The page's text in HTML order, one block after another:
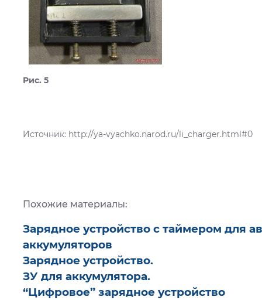
Рис. 5
Источник: http://ya-vyachko.narod.ru/li_charger.html#0
Похожие материалы:
Зарядное устройство с таймером для
аккумуляторов
Зарядное устройство.
ЗУ для аккумулятора.
“Цифровое” зарядное устройство